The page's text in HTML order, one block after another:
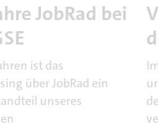
JobRad bei
ist das
über JobRad ein
unseres